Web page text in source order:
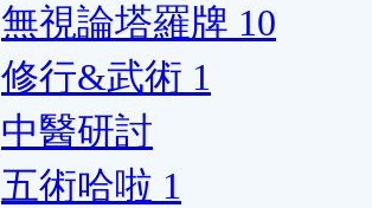
無視論塔羅牌 10
修行&武術 1
中醫研討
五術哈啦 1